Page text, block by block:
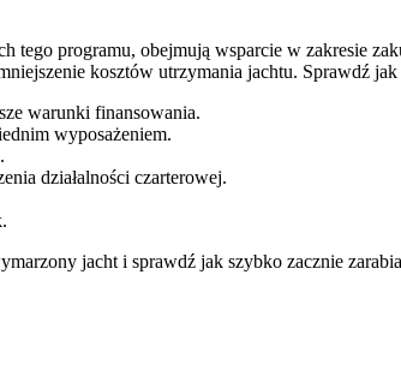
programu, obejmują wsparcie w zakresie
kosztów utrzymania jachtu. Sprawdź
warunki finansowania.
wyposażeniem.
działalności czarterowej.
jacht i sprawdź jak szybko zacznie